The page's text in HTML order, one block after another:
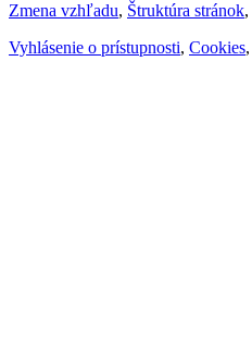
Zmena vzhľadu, Štruktúra stránok,
Vyhlásenie o prístupnosti, Cookies,